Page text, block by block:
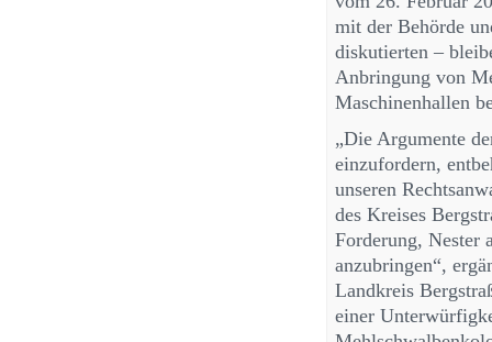
mit der Behörde
diskutierten –
Anbringung von
Maschinenhallen
„Die Argumente
einzufordern,
unseren
des Kreises
Forderung, Nester
anzubringen“,
Landkreis
einer